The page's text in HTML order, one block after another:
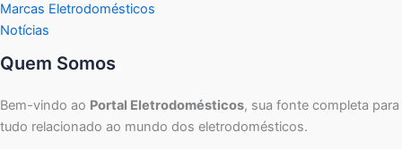
Marcas Eletrodomésticos
Notícias
Quem Somos
Bem-vindo ao Portal Eletrodomésticos, sua fonte completa para
tudo relacionado ao mundo dos eletrodomésticos.